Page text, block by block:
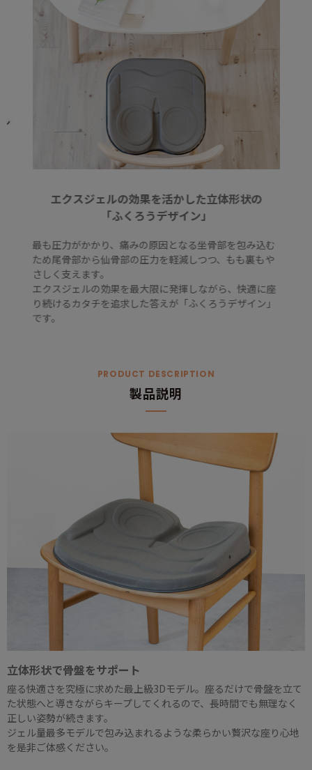
エクスジェルの効果を活かした立体形状の
「ふくろうデザイン」
最も圧力がかかり、痛みの原因となる坐骨部を包み込む
ため尾骨部から仙骨部の圧力を軽減しつつ、もも裏もや
さしく支えます。
エクスジェルの効果を最大限に発揮しながら、快適に座
り続けるカタチを追求した答えが「ふくろうデザイン」
です。
PRODUCT DESCRIPTION
製品説明
立体形状で骨盤をサポート
座る快適さを究極に求めた最上級3Dモデル。座るだけで骨盤を立て
た状態へと導きながらキープしてくれるので、長時間でも無理なく
正しい姿勢が続きます。
ジェル量最多モデルで包み込まれるような柔らかい贅沢な座り心地
を是非ご体感ください。